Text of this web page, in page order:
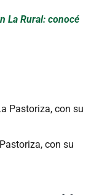
La Rural: conocé
con su